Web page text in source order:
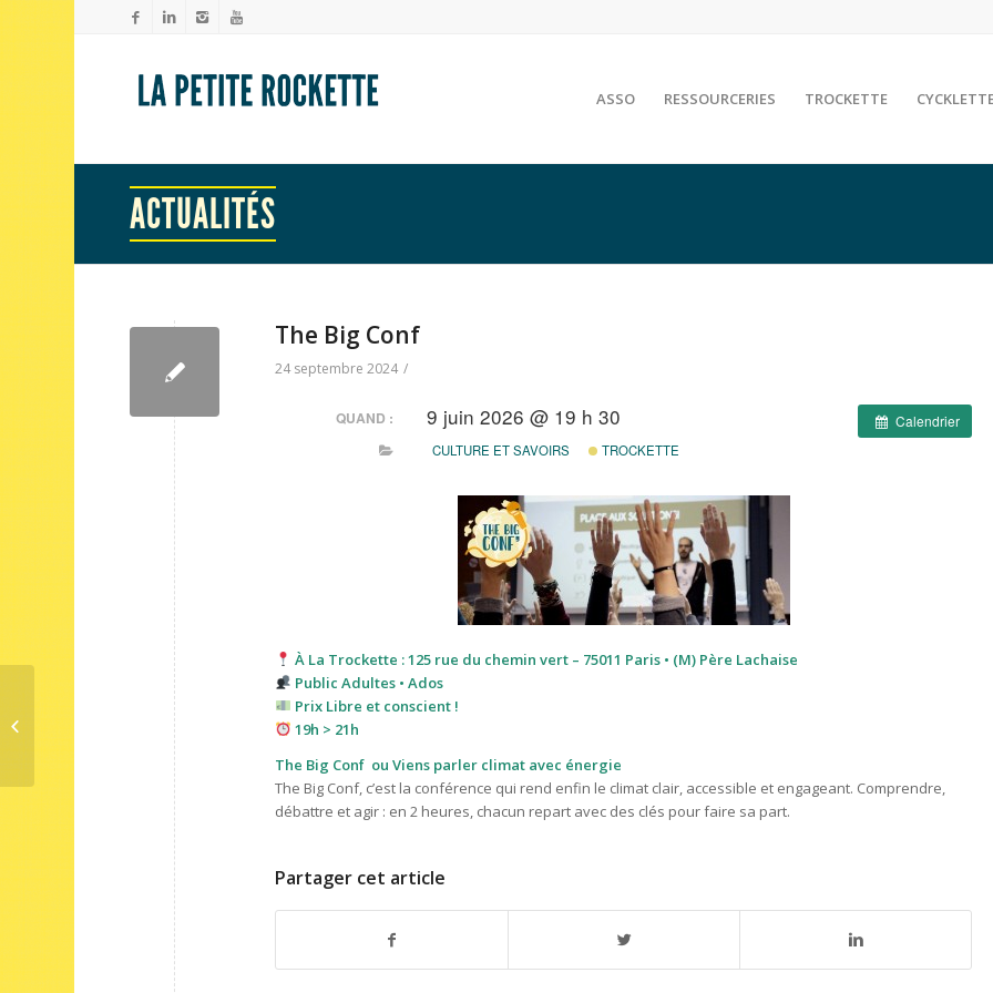
ASSO RESSOURCERIES TROCKETTE
ACTUALITÉS
The Big Conf
24 septembre 2024 /
Calendrier
QUAND : 9 juin 2026 @ 19 h 30
CULTURE ET SAVOIRS TROCKETTE
À La Trockette : 125 rue du chemin vert – 75011 Paris • (M) Père Lachaise
Public Adultes • Ados
Prix Libre et conscient !
19h > 21h
The Big Conf ou Viens parler climat avec énergie
The Big Conf, c’est la conférence qui rend enfin le climat clair, accessible et engageant. Comprendre,
débattre et agir : en 2 heures, chacun repart avec des clés pour faire sa part.
Partager cet article